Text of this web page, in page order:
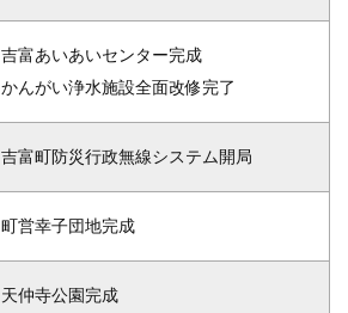
吉富あいあいセンター完成
かんがい浄水施設全面改修完了
吉富町防災行政無線システム開局
町営幸子団地完成
天仲寺公園完成